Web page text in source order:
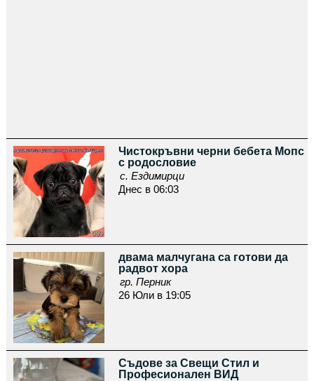
Чистокръвни черни бебета Мопс
с родословие
с. Ездимирци
Днес в 06:03
двама малчугана са готови да
радвот хора
гр. Перник
26 Юли в 19:05
Съдове за Свещи Стил и
Професионален ВИД